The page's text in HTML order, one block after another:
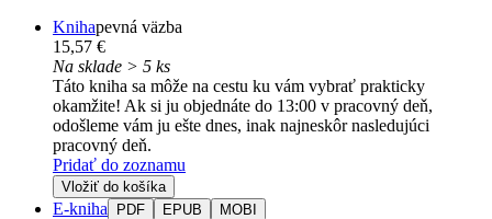
Knihapevná väzba
15,57 €
Na sklade > 5 ks
Táto kniha sa môže na cestu ku vám vybrať prakticky
okamžite! Ak si ju objednáte do 13:00 v pracovný deň,
odošleme vám ju ešte dnes, inak najneskôr nasledujúci
pracovný deň.
Pridať do zoznamu
Vložiť do košíka
E-kniha PDF EPUB MOBI